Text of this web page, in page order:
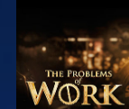
シリーズを探求